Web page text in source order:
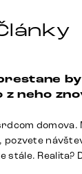
z neho
domova.
Realita?
zmizol,